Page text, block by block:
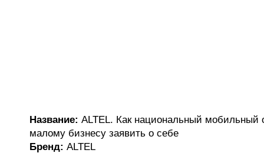
Название: ALTEL. Как национальный мобильный
малому бизнесу заявить о себе
Бренд: ALTEL